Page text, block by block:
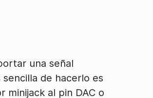
una señal
de hacerlo es
al pin DAC o